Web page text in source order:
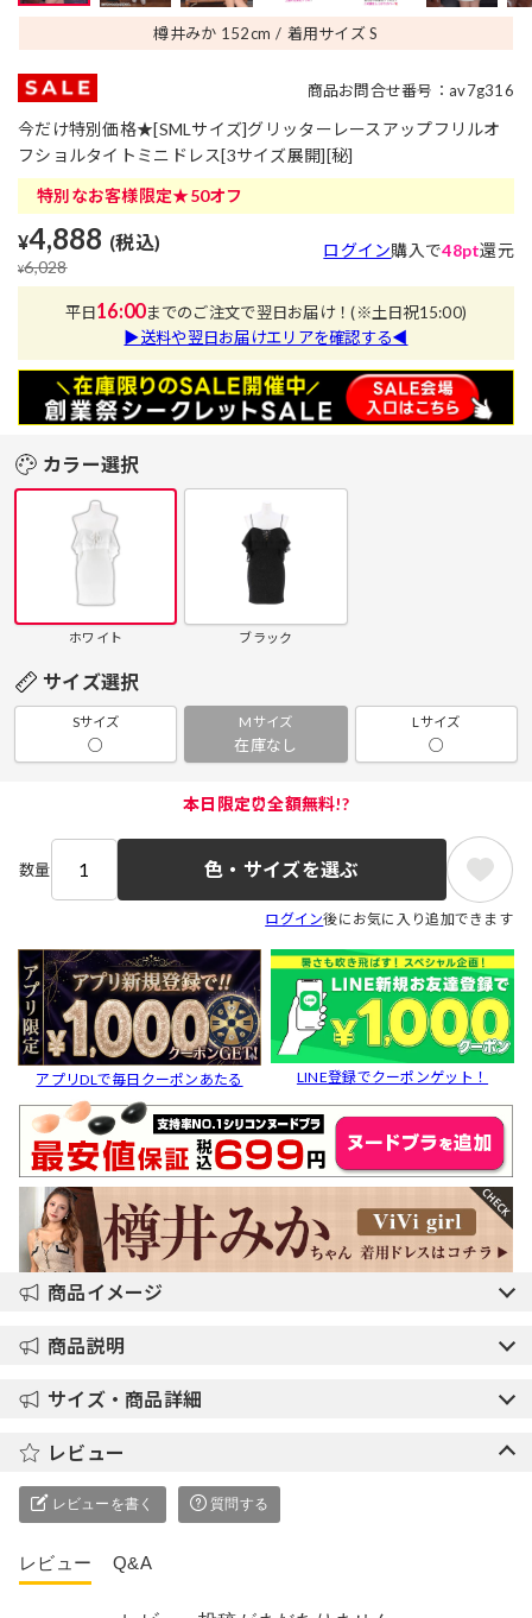
樽井みか 152cm 着用サイズ S
商品お問合せ番号：av7g316
今だけ特別価格★[SMLサイズ]グリッターレースアップフリルオ
フショルタイトミニドレス[3サイズ展開][秘]
特別なお客様限定★50オフ
¥4,888 (税込)
¥6,028
ログイン購入で48pt還元
平日16:00までのご注文で翌日お届け！(※土日祝15:00)
▶送料や翌日お届けエリアを確認する◀
カラー選択
ホワイト ブラック
サイズ選択
Sサイズ
○
Mサイズ
在庫なし
Lサイズ
○
本日限定⏰全額無料!?
数量 色・サイズを選ぶ
ログイン後にお気に入り追加できます
アプリDLで毎日クーポンあたる LINE登録でクーポンゲット！
商品イメージ
商品説明
サイズ・商品詳細
レビュー
レビューを書く 質問する
レビュー Q&A